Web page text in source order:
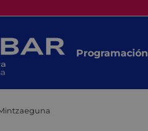
Programación